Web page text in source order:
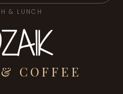
& LUNCH
COFFEE